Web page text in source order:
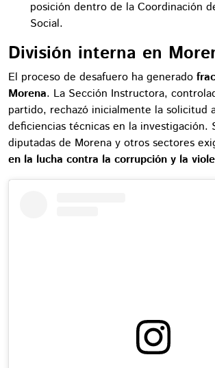
posición dentro de la Coordinación
Social.
División interna en
El proceso de desafuero ha generado
Morena. La Sección Instructora,
partido, rechazó inicialmente la solicitud
deficiencias técnicas en la investigación.
diputadas de Morena y otros sectores
en la lucha contra la corrupción y la